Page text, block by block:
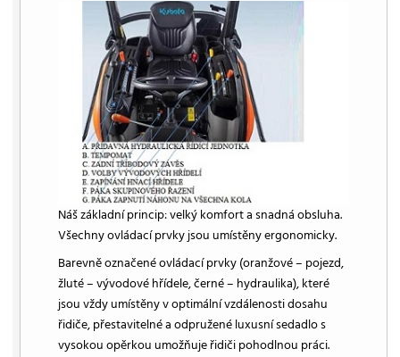
Náš základní princip: velký komfort a snadná obsluha.
Všechny ovládací prvky jsou umístěny ergonomicky.
Barevně označené ovládací prvky (oranžové – pojezd,
žluté – vývodové hřídele, černé – hydraulika), které
jsou vždy umístěny v optimální vzdálenosti dosahu
řidiče, přestavitelné a odpružené luxusní sedadlo s
vysokou opěrkou umožňuje řidiči pohodlnou práci.